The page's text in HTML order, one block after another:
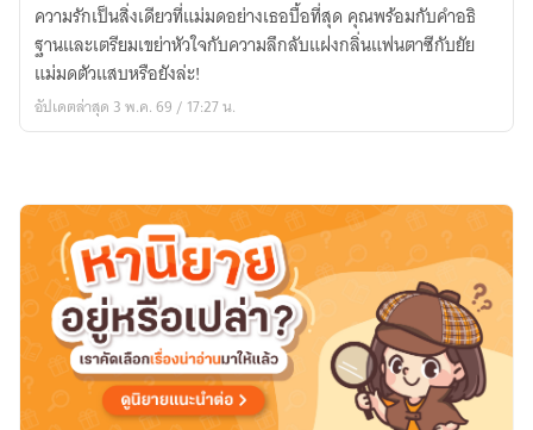
wish
ขอ
รัก
เธอ
ความรักเป็นสิ่งเดียวที่แม่มดอย่างเธอบื้อที่สุด คุณพร้อมกับคำอธิ
ฐานและเตรียมเขย่าหัวใจกับความลึกลับแฝงกลิ่นแฟนตาซีกับยัย
แม่มดตัวแสบหรือยังล่ะ!
อัปเดตล่าสุด 3 พ.ค. 69 / 17:27 น.